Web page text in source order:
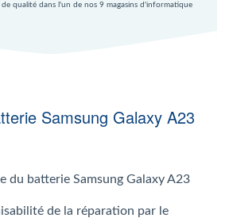
qualité dans l'un de nos 9 magasins d'informatique
Samsung Galaxy A23
du batterie Samsung Galaxy A23
de la réparation par le